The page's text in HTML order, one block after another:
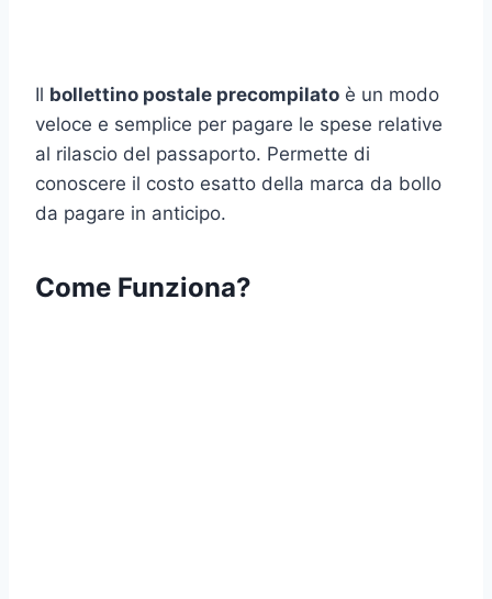
Il bollettino postale precompilato è un modo
veloce e semplice per pagare le spese relative
al rilascio del passaporto. Permette di
conoscere il costo esatto della marca da bollo
da pagare in anticipo.
Come Funziona?